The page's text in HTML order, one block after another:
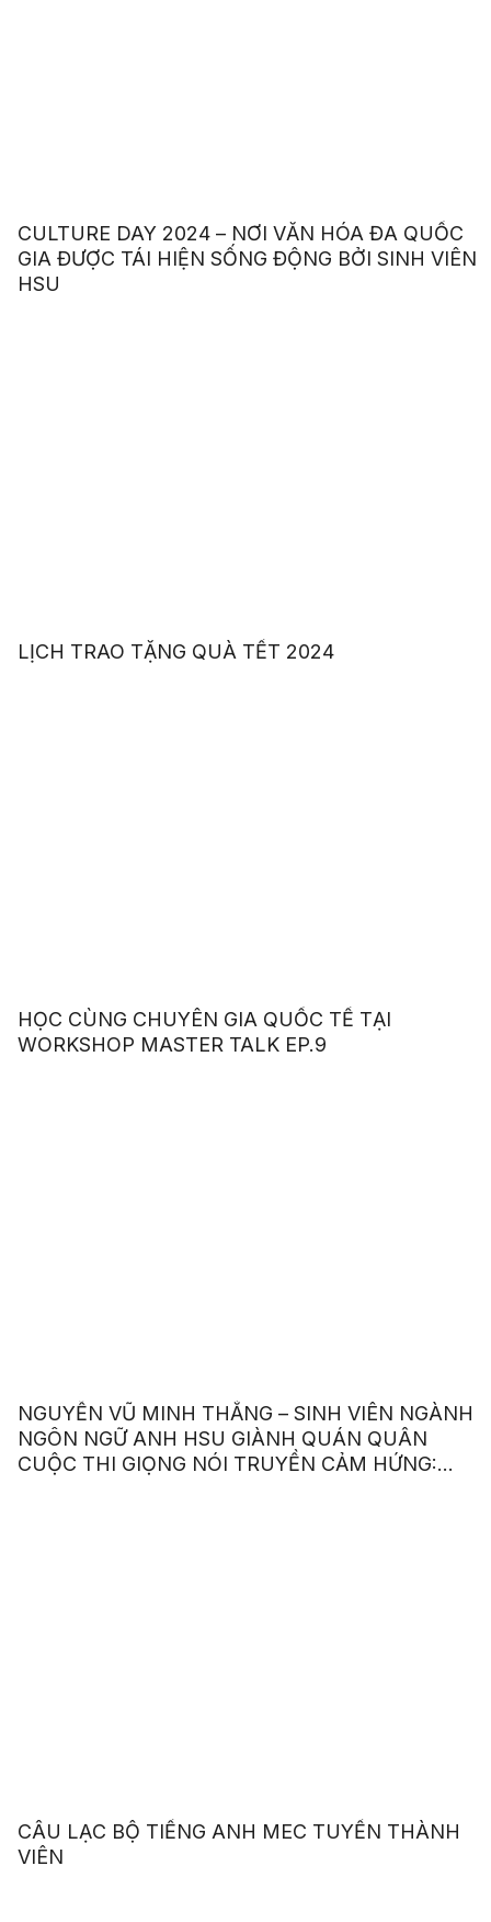
CULTURE DAY 2024 – NƠI VĂN HÓA ĐA QUỐC
GIA ĐƯỢC TÁI HIỆN SỐNG ĐỘNG BỞI SINH VIÊN
HSU
LỊCH TRAO TẶNG QUÀ TẾT 2024
HỌC CÙNG CHUYÊN GIA QUỐC TẾ TẠI
WORKSHOP MASTER TALK EP.9
NGUYỄN VŨ MINH THẮNG – SINH VIÊN NGÀNH
NGÔN NGỮ ANH HSU GIÀNH QUÁN QUÂN
CUỘC THI GIỌNG NÓI TRUYỀN CẢM HỨNG:
CÂU LẠC BỘ TIẾNG ANH MEC TUYỂN THÀNH
VIÊN